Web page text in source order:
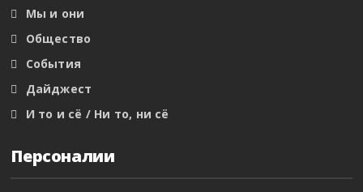
Мы и они
Общество
События
Дайджест
И то и сё / Ни то, ни сё
Персоналии